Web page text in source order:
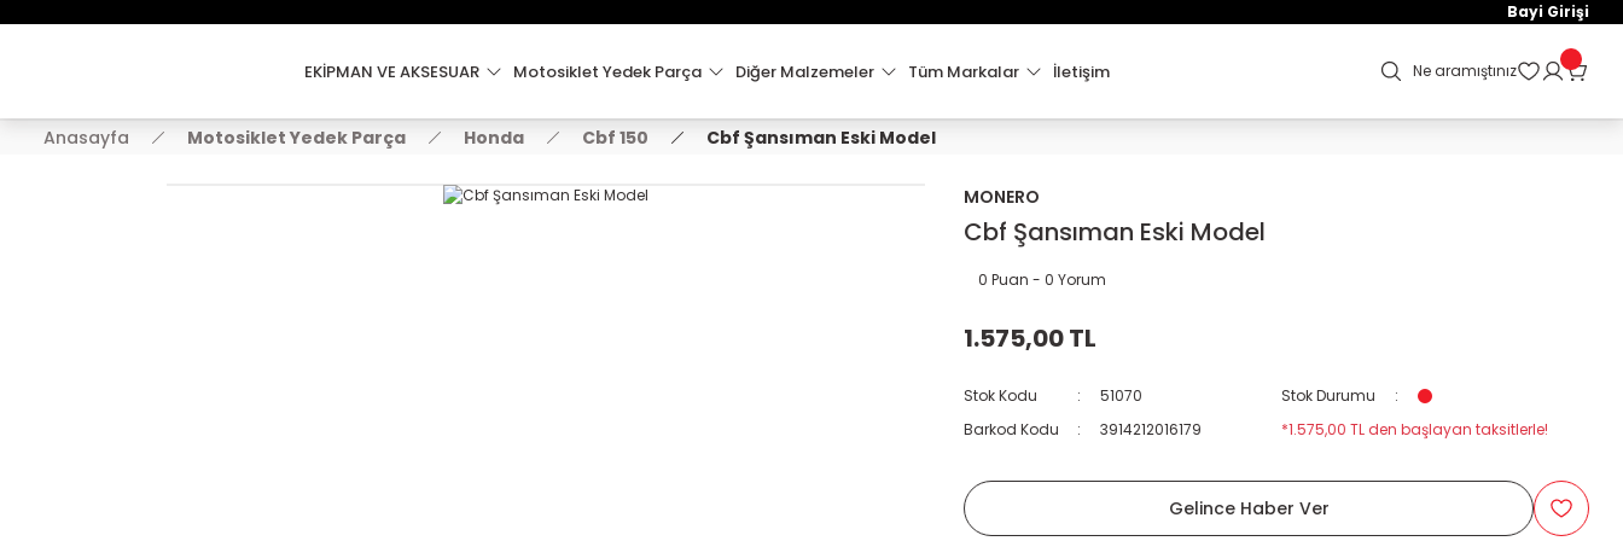
2000 TL VE ÜZERİ KARGO ÜCRETSİZ !
Bayi Girişi
EKİPMAN VE AKSESUAR Motosiklet Yedek Parça Diğer Malzemeler Tüm Markalar İletişim Ne aramıştınız
Anasayfa Motosiklet Yedek Parça Honda Cbf 150 Cbf Şansıman Eski Model
MONERO
Cbf Şansıman Eski Model
0 Puan - 0 Yorum
1.575,00 TL
Stok Kodu 51070
Stok Durumu
Barkod Kodu
3914212016179 *1.575,00 TL den başlayan taksitlerle!
Gelince Haber Ver